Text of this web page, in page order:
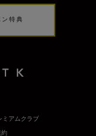
特典
ミアムクラブ
約